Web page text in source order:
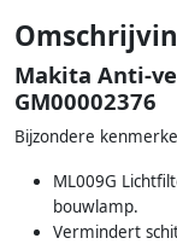
Makita Anti-
GM00002376
Bijzondere
ML009G
bouwlamp.
Vermindert